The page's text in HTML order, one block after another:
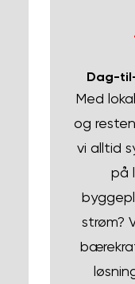
Dag-
Med
og
vi alltid
på
strøm?